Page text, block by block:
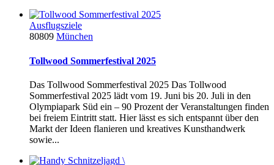
Ausflugsziele
80809 München
Tollwood Sommerfestival 2025
Das Tollwood Sommerfestival 2025 Das Tollwood
Sommerfestival 2025 lädt vom 19. Juni bis 20. Juli in den
Olympiapark Süd ein – 90 Prozent der Veranstaltungen finden
bei freiem Eintritt statt. Hier lässt es sich entspannt über den
Markt der Ideen flanieren und kreatives Kunsthandwerk
sowie...